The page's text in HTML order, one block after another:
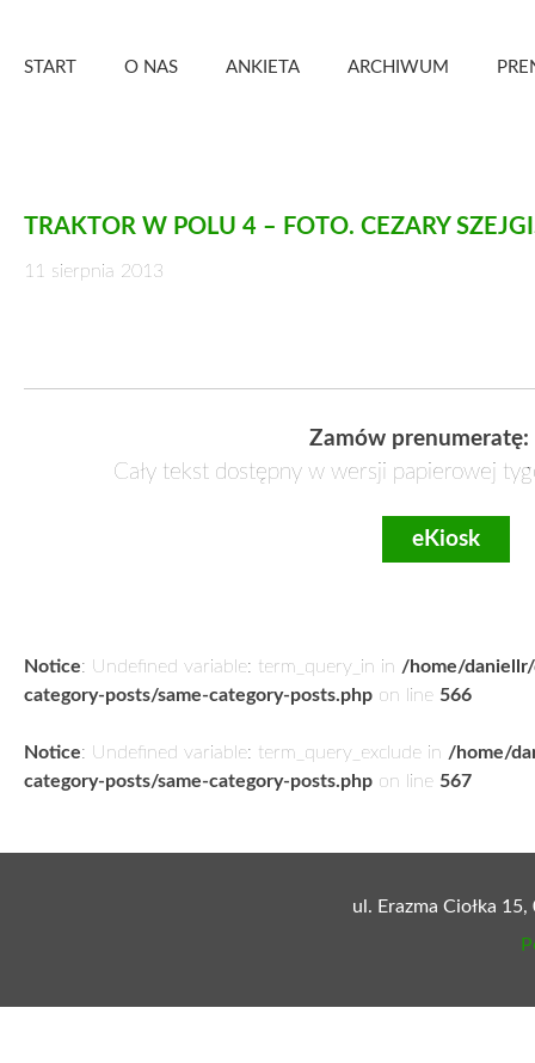
content
START O NAS ANKIETA ARCHIWUM
TRAKTOR W POLU 4 – FOTO. CEZARY
11 sierpnia 2013
Zamów prenumeratę:
Cały tekst dostępny w wersji papierowej
eKiosk
Notice: Undefined variable: term_query_in in /home/
category-posts/same-category-posts.php on line 566
Notice: Undefined variable: term_query_exclude in /home/
category-posts/same-category-posts.php on line 567
ul. Erazma Ciołka